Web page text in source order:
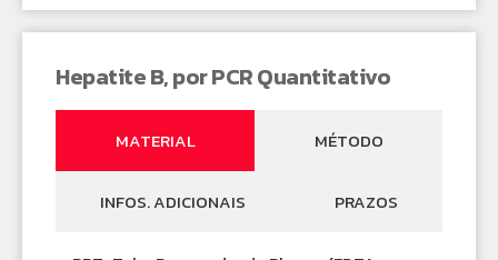
Hepatite B, por PCR Quantitativo
MATERIAL MÉTODO
INFOS. ADICIONAIS PRAZOS